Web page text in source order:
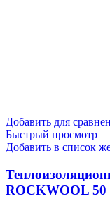
Добавить для
Быстрый просмотр
Добавить в список
ROCKWOOL